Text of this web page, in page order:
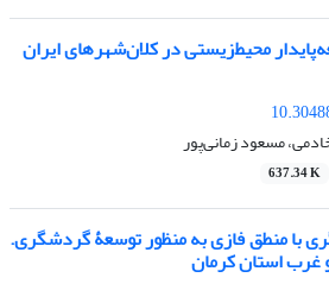
محیط‌زیستی‌ در کلان‌شهرهای ایران
مسعود زمانی‌پور
637.34 K
با منطق فازی به منظور توسعۀ گردشگری.
استان کرمان